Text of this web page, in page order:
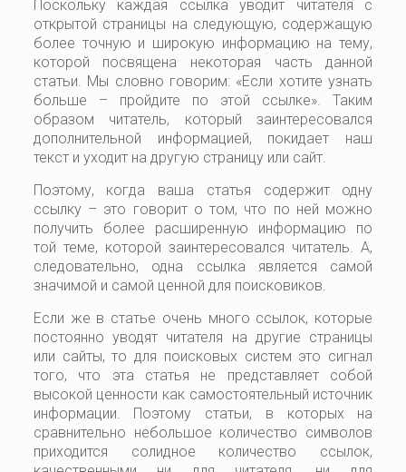
Поскольку каждая ссылка уводит читателя с
открытой страницы на следующую, содержащую
более точную и широкую информацию на тему,
которой посвящена некоторая часть данной
статьи. Мы словно говорим: «Если хотите узнать
больше – пройдите по этой ссылке». Таким
образом читатель, который заинтересовался
дополнительной информацией, покидает наш
текст и уходит на другую страницу или сайт.
Поэтому, когда ваша статья содержит одну
ссылку – это говорит о том, что по ней можно
получить более расширенную информацию по
той теме, которой заинтересовался читатель. А,
следовательно, одна ссылка является самой
значимой и самой ценной для поисковиков.
Если же в статье очень много ссылок, которые
постоянно уводят читателя на другие страницы
или сайты, то для поисковых систем это сигнал
того, что эта статья не представляет собой
высокой ценности как самостоятельный источник
информации. Поэтому статьи, в которых на
сравнительно небольшое количество символов
приходится солидное количество ссылок,